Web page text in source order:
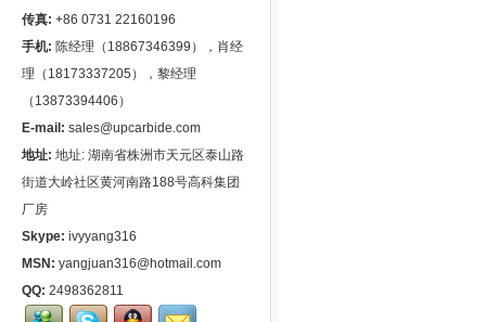
传真: +86 0731 22160196
手机: 陈经理（18867346399），肖经
理（18173337205），黎经理
（13873394406）
E-mail: sales@upcarbide.com
地址: 地址: 湖南省株洲市天元区泰山路
街道大岭社区黄河南路188号高科集团
厂房
Skype: ivyyang316
MSN: yangjuan316@hotmail.com
QQ: 2498362811